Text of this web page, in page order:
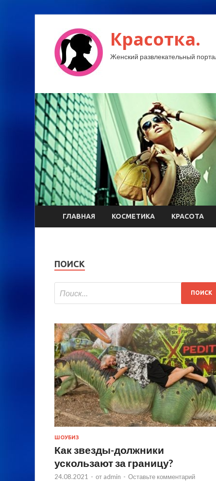
Красотка.
Женский развлекательный
ГЛАВНАЯ КОСМЕТИКА КРАСОТА
ПОИСК
ШОУБИЗ
Как звезды-должники
ускользают за границу?
24.08.2021 - от admin - Оставьте комментарий